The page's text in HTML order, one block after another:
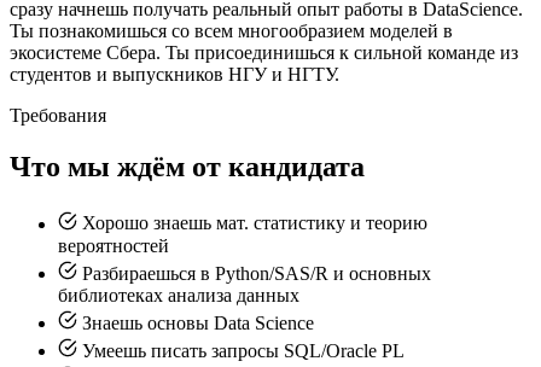
сразу начнешь получать реальный опыт работы в DataScience.
Ты познакомишься со всем многообразием моделей в
экосистеме Сбера. Ты присоединишься к сильной команде из
студентов и выпускников НГУ и НГТУ.
Требования
Что мы ждём от кандидата
Хорошо знаешь мат. статистику и теорию
вероятностей
Разбираешься в Python/SAS/R и основных
библиотеках анализа данных
Знаешь основы Data Science
Умеешь писать запросы SQL/Oracle PL